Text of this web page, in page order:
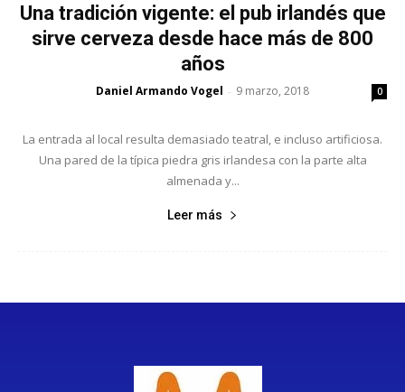
Una tradición vigente: el pub irlandés que
sirve cerveza desde hace más de 800
años
Daniel Armando Vogel - 9 marzo, 2018 0
La entrada al local resulta demasiado teatral, e incluso artificiosa.
Una pared de la típica piedra gris irlandesa con la parte alta
almenada y...
Leer más